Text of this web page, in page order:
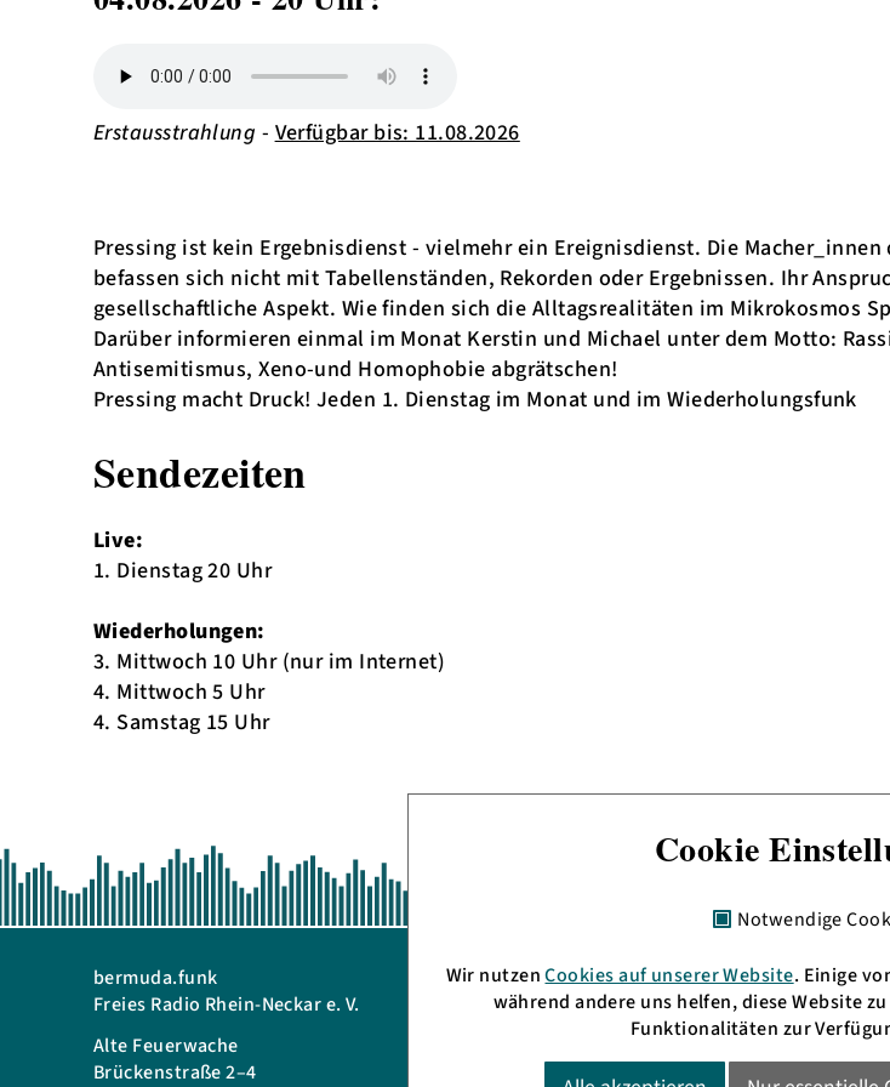
Erstausstrahlung -Verfügbar bis: 11.08.2026
Pressing ist kein Ergebnisdienst - vielmehr ein Ereignisdienst. Die Macher_innen
befassen sich nicht mit Tabellenständen, Rekorden oder Ergebnissen. Ihr
gesellschaftliche Aspekt. Wie finden sich die Alltagsrealitäten im Mikrokosmos
Darüber informieren einmal im Monat Kerstin und Michael unter dem Motto:
Antisemitismus, Xeno-und Homophobie abgrätschen!
Pressing macht Druck! Jeden 1. Dienstag im Monat und im Wiederholungsfunk
Sendezeiten
Live:
1. Dienstag 20 Uhr
Wiederholungen:
3. Mittwoch 10 Uhr (nur im Internet)
4. Mittwoch 5 Uhr
4. Samstag 15 Uhr
bermuda.funk
Freies Radio Rhein-Neckar e. V.
Alte Feuerwache
Brückenstraße 2–4
Telefon: + 49 621 3009797
eMail:info(at)bermudafunk.org
Bürozeiten:
HD:
MA:
oder
Cookie
Notwendige
Wir nutzenCookies auf unserer Website. Einige
während andere uns helfen, diese Website
Funktionalitäten zur